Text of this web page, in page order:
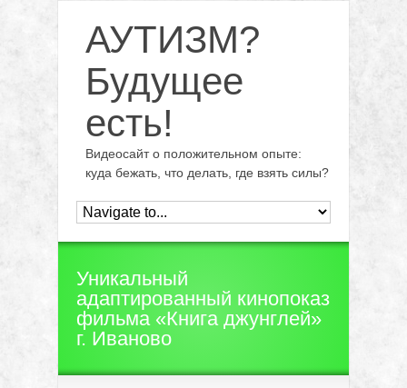
АУТИЗМ?
Будущее
есть!
Видеосайт о положительном опыте:
куда бежать, что делать, где взять силы?
Уникальный
адаптированный кинопоказ
фильма «Книга джунглей»
г. Иваново